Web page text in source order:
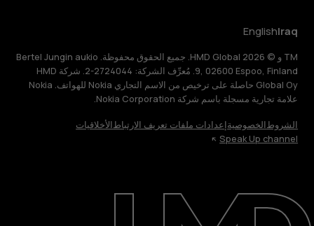
حول
Iraq
English
TM و © 2026 HMD Global. جميع الحقوق محفوظة. Bertel Jungin aukio
9, 02600 Espoo, Finland. مُعرِّف الشركة: 2724044-2. شركة HMD
Global Oy حاصلة على ترخيص من الاسم التجاري Nokia للهواتف. Nokia
علامة تجارية مسجلة باسم شركة Nokia Corporation.
الشروطالخصوصيةإعدادات ملفات تعريف الارتباطالأخلاقيات
Speak Up channel